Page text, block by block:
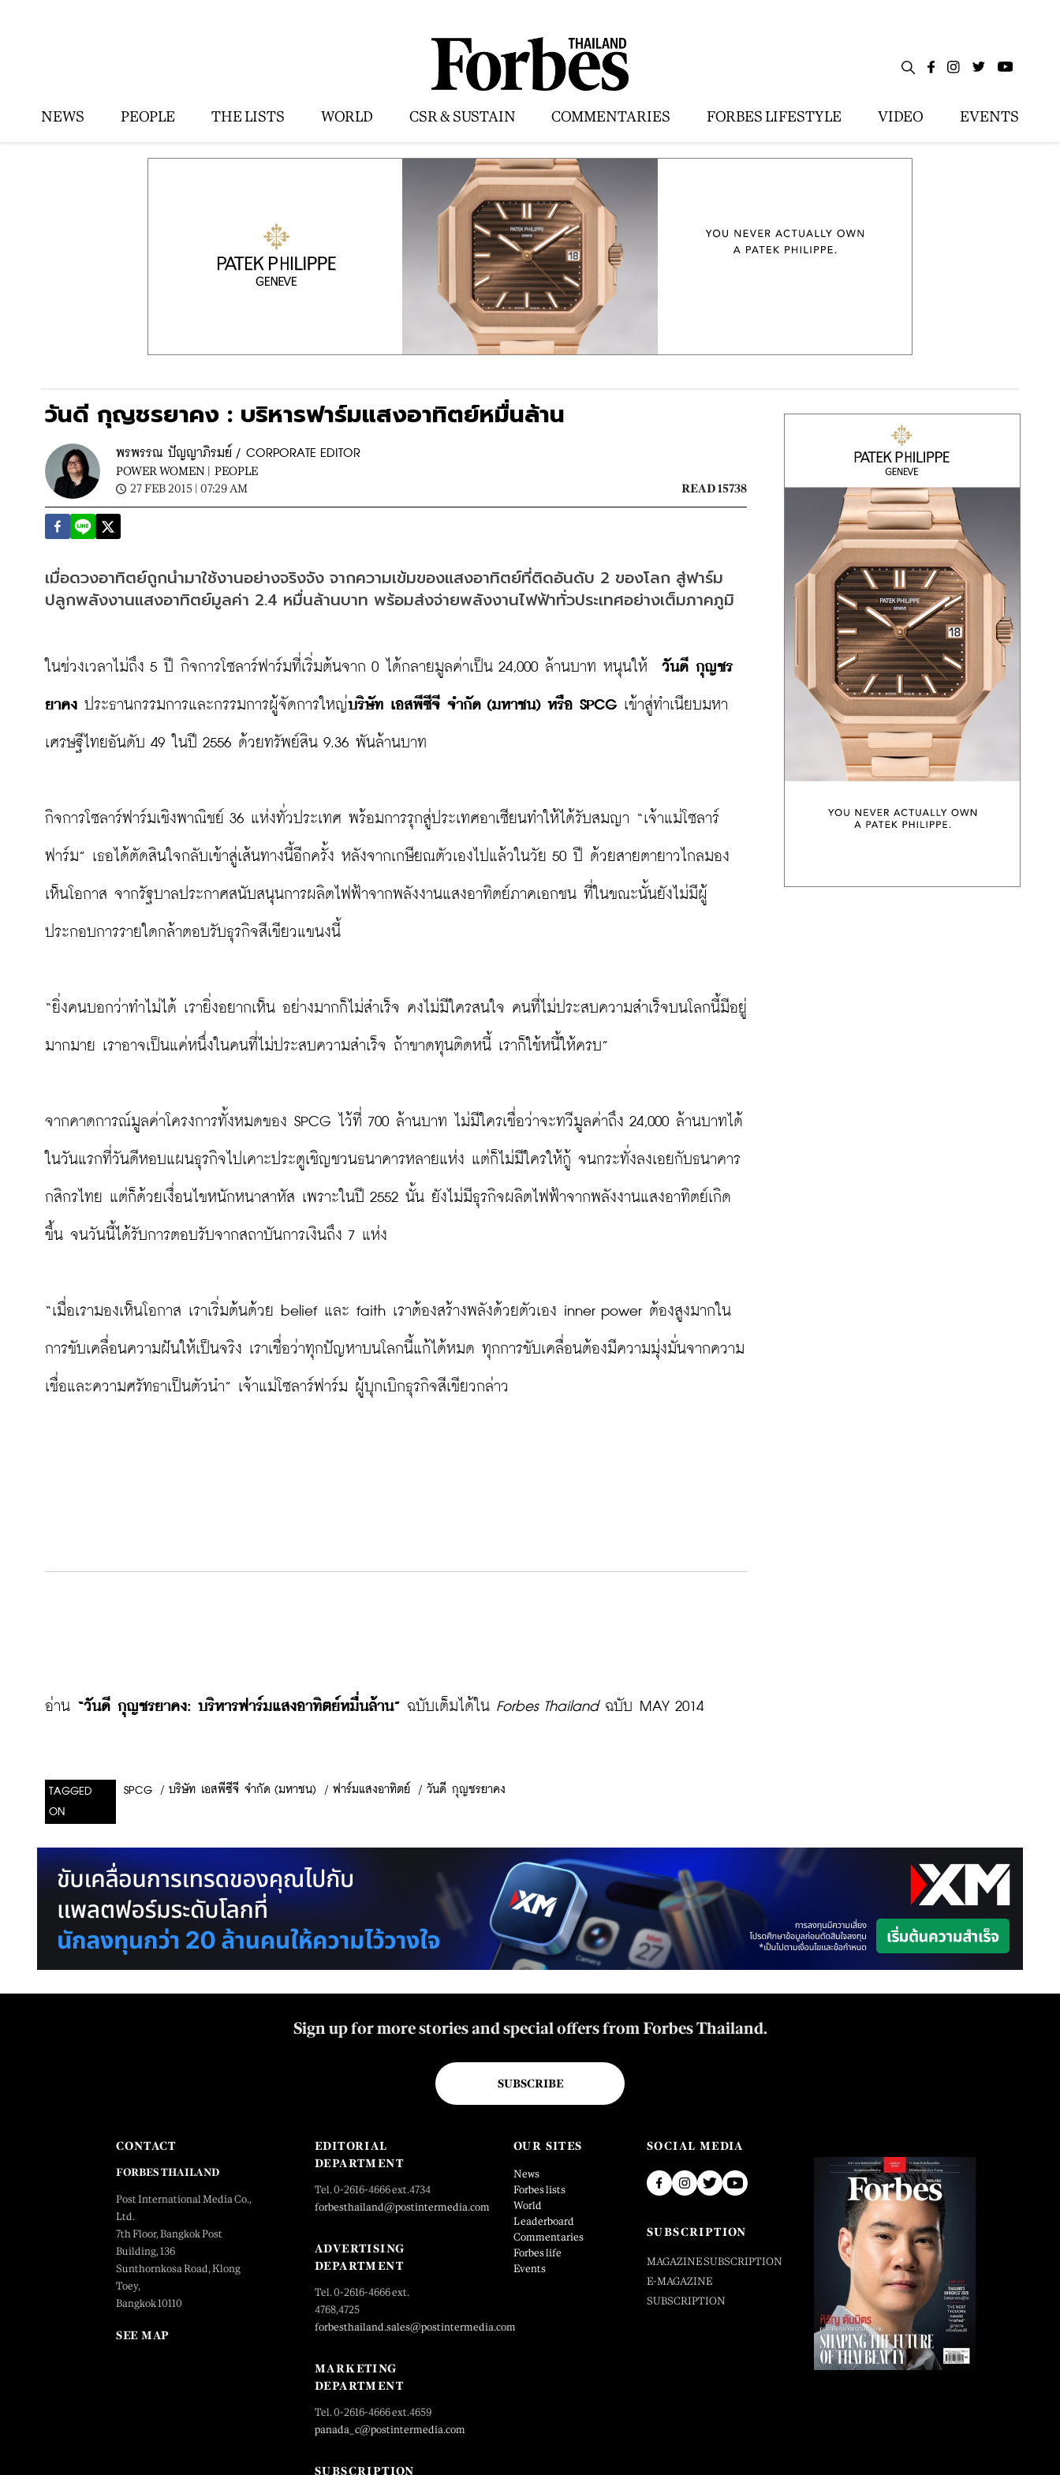
NEWS PEOPLE THE LISTS WORLD CSR & SUSTAIN COMMENTARIES FORBES LIFESTYLE VIDEO EVENTS
วันดี กุญชรยาคง : บริหารฟาร์มแสงอาทิตย์หมื่นล้าน
พรพรรณ ปัญญาภิรมย์ / CORPORATE EDITOR
POWER WOMEN | PEOPLE
27 FEB 2015 | 07:29 AM
READ 15738
เมื่อดวงอาทิตย์ถูกนำมาใช้งานอย่างจริงจัง จากความเข้มของแสงอาทิตย์ที่ติดอันดับ 2 ของโลก สู่ฟาร์ม
ปลูกพลังงานแสงอาทิตย์มูลค่า 2.4 หมื่นล้านบาท พร้อมส่งจ่ายพลังงานไฟฟ้าทั่วประเทศอย่างเต็มภาคภูมิ
ในช่วงเวลาไม่ถึง 5 ปี กิจการโซลาร์ฟาร์มที่เริ่มต้นจาก 0 ได้กลายมูลค่าเป็น 24,000 ล้านบาท หนุนให้ วันดี กุญชร
ยาคง ประธานกรรมการและกรรมการผู้จัดการใหญ่บริษัท เอสพีซีจี จำกัด (มหาชน) หรือ SPCG เข้าสู่ทำเนียบมหา
เศรษฐีไทยอันดับ 49 ในปี 2556 ด้วยทรัพย์สิน 9.36 พันล้านบาท
กิจการโซลาร์ฟาร์มเชิงพาณิชย์ 36 แห่งทั่วประเทศ พร้อมการรุกสู่ประเทศอาเซียนทำให้ได้รับสมญา “เจ้าแม่โซลาร์
ฟาร์ม” เธอได้ตัดสินใจกลับเข้าสู่เส้นทางนี้อีกครั้ง หลังจากเกษียณตัวเองไปแล้วในวัย 50 ปี ด้วยสายตายาวไกลมอง
เห็นโอกาส จากรัฐบาลประกาศสนับสนุนการผลิตไฟฟ้าจากพลังงานแสงอาทิตย์ภาคเอกชน ที่ในขณะนั้นยังไม่มีผู้
ประกอบการรายใดกล้าตอบรับธุรกิจสีเขียวแขนงนี้
“ยิ่งคนบอกว่าทำไม่ได้ เรายิ่งอยากเห็น อย่างมากก็ไม่สำเร็จ คงไม่มีใครสนใจ คนที่ไม่ประสบความสำเร็จบนโลกนี้มีอยู่
มากมาย เราอาจเป็นแค่หนึ่งในคนที่ไม่ประสบความสำเร็จ ถ้าขาดทุนติดหนี้ เราก็ใช้หนี้ให้ครบ”
จากคาดการณ์มูลค่าโครงการทั้งหมดของ SPCG ไว้ที่ 700 ล้านบาท ไม่มีใครเชื่อว่าจะทวีมูลค่าถึง 24,000 ล้านบาทได้
ในวันแรกที่วันดีหอบแผนธุรกิจไปเคาะประตูเชิญชวนธนาคารหลายแห่ง แต่ก็ไม่มีใครให้กู้ จนกระทั่งลงเอยกับธนาคาร
กสิกรไทย แต่ก็ด้วยเงื่อนไขหนักหนาสาหัส เพราะในปี 2552 นั้น ยังไม่มีธุรกิจผลิตไฟฟ้าจากพลังงานแสงอาทิตย์เกิด
ขึ้น จนวันนี้ได้รับการตอบรับจากสถาบันการเงินถึง 7 แห่ง
“เมื่อเรามองเห็นโอกาส เราเริ่มต้นด้วย belief และ faith เราต้องสร้างพลังด้วยตัวเอง inner power ต้องสูงมากใน
การขับเคลื่อนความฝันให้เป็นจริง เราเชื่อว่าทุกปัญหาบนโลกนี้แก้ได้หมด ทุกการขับเคลื่อนต้องมีความมุ่งมั่นจากความ
เชื่อและความศรัทธาเป็นตัวนำ” เจ้าแม่โซลาร์ฟาร์ม ผู้บุกเบิกธุรกิจสีเขียวกล่าว
อ่าน “วันดี กุญชรยาคง: บริหารฟาร์มแสงอาทิตย์หมื่นล้าน” ฉบับเต็มได้ใน Forbes Thailand ฉบับ MAY 2014
TAGGED
ON
SPCG / บริษัท เอสพีซีจี จำกัด (มหาชน) / ฟาร์มแสงอาทิตย์ / วันดี กุญชรยาคง
Sign up for more stories and special offers from Forbes Thailand.
SUBSCRIBE
CONTACT
FORBES THAILAND
Post International Media Co.,
Ltd.
7th Floor, Bangkok Post
Building, 136
Sunthornkosa Road, Klong
Toey,
Bangkok 10110
SEE MAP
EDITORIAL
DEPARTMENT
Tel. 0-2616-4666 ext.4734
forbesthailand@postintermedia.com
ADVERTISING
DEPARTMENT
Tel. 0-2616-4666 ext.
4768,4725
forbesthailand.sales@postintermedia.com
MARKETING
DEPARTMENT
Tel. 0-2616-4666 ext.4659
panada_c@postintermedia.com
SUBSCRIPTION
OUR SITES
News
Forbes lists
World
Leaderboard
Commentaries
Forbes life
Events
SOCIAL MEDIA
SUBSCRIPTION
MAGAZINE SUBSCRIPTION
E-MAGAZINE
SUBSCRIPTION